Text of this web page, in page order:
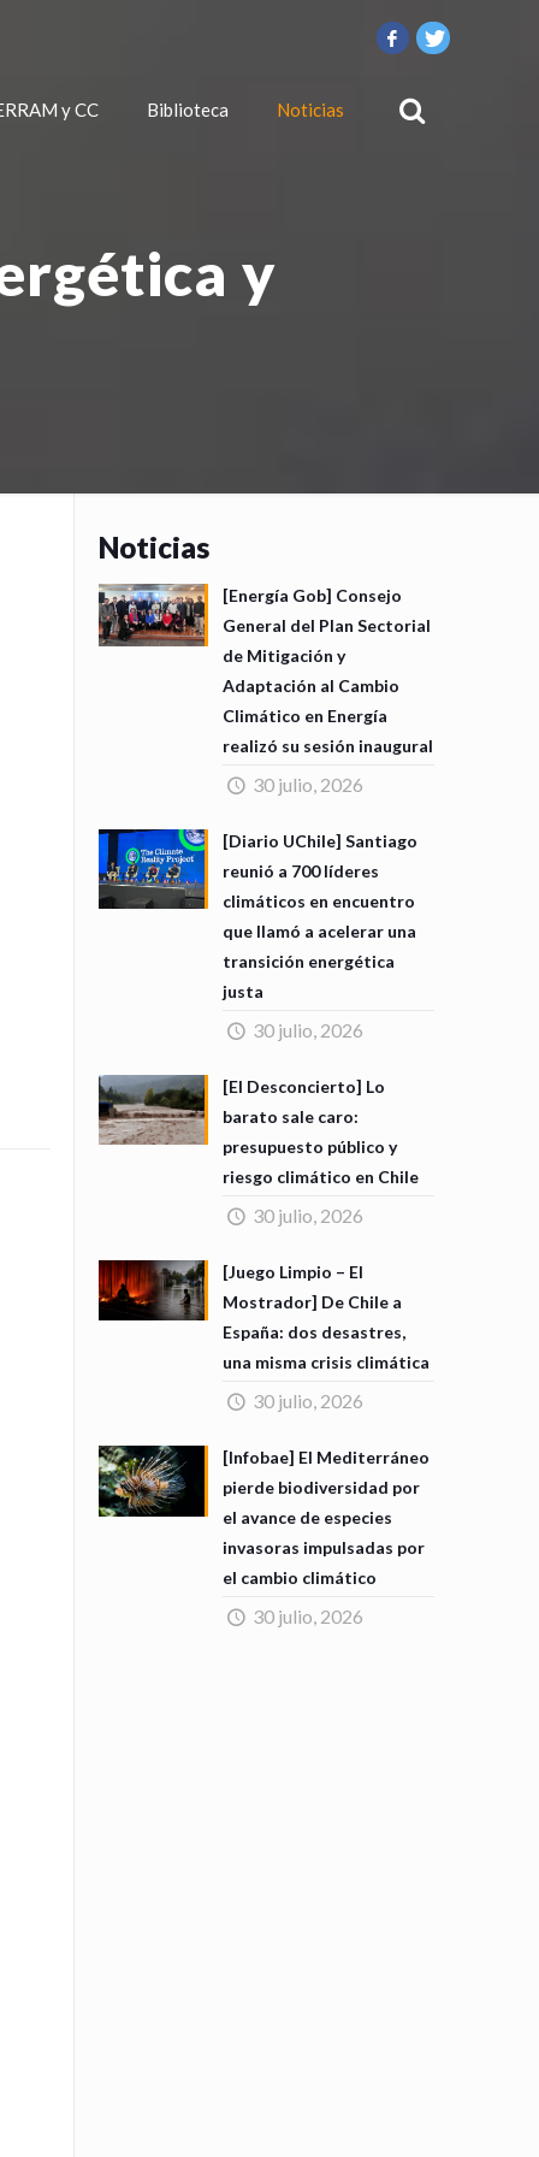
y CC Biblioteca Noticias
y
Noticias
[Energía Gob] Consejo
General del Plan Sectorial
de Mitigación y
Adaptación al Cambio
Climático en Energía
realizó su sesión inaugural
30 julio, 2026
[Diario UChile] Santiago
reunió a 700 líderes
climáticos en encuentro
que llamó a acelerar una
transición energética
justa
30 julio, 2026
[El Desconcierto] Lo
barato sale caro:
presupuesto público y
riesgo climático en Chile
30 julio, 2026
[Juego Limpio – El
Mostrador] De Chile a
España: dos desastres,
una misma crisis climática
30 julio, 2026
[Infobae] El Mediterráneo
pierde biodiversidad por
el avance de especies
invasoras impulsadas por
el cambio climático
30 julio, 2026